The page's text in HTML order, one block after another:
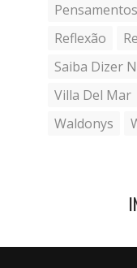
Pensamentos
Reflexão
Saiba Dizer
Villa Del Mar
Waldonys